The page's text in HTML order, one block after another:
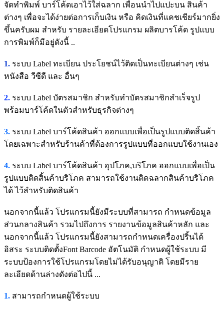
จัดทำพิมพ์ บาร์โค้ดเอาไว้ใส่ฉลาก เพื่อนนำไปแปะบน สินค้า
ต่างๆ เพื่อจะได้ง่ายต่อการเก็บเงิน หรือ คิดเงินที่แคชเชียร์มากยิ่ง
ขึ้นครับผม สำหรับ รายละเอียดโปรแกรม ผลิตบารโค้ด รูปแบบ
การพิมพ์ก็มีอยู่ดังนี้ ..
1. ระบบ Label ทะเบียน ประโยชน์ไว้ติดเป็นทะเบียนต่างๆ เช่น
หนังสือ วีซีดี และ อื่นๆ
2. ระบบ Label บัตรสมาชิก สำหรับทำบัตรสมาชิกสำเร็จรูป
พร้อมบาร์โค้ดในตัวสำหรับธุรกิจต่างๆ
3. ระบบ Label บาร์โค้ดสินค้า ออกแบบเพื่อเป็นรูปแบบติดสิ้นค้า
โดยเฉพาะสำหรับร้านค้าที่ต้องการรูปแบบที่ออกแบบใช้งานเอง
4. ระบบ Label บาร์โค้ดสินค้า อุปโภค,บริโภค ออกแบบเพื่อเป็น
รูปแบบติดสิ้นค้าบริโภค สามารถใช้งานติดฉลากสินค้าบริโภค
ได้ ไว้สำหรับติดสินค้า
นอกจากนี้แล้ว โปรแกรมนี้ยังมีระบบที่สามารถ กำหนดข้อมูล
ส่วนกลางสินค้า รวมไปถึงการ รายงานข้อมูลสินค้าหลัก และ
นอกจากนี้แล้ว โปรแกรมนี้ยังสามารถกำหนดเครื่องปริ้นได้
อิสระ ระบบติดตั้งFont Barcode อัตโนมัติ กำหนดผู้ใช้ระบบ มี
ระบบป้องการใช้โปรแกรมโดยไม่ได้รับอนุญาติ โดยมีราย
ละเอียดด้านล่างดังต่อไปนี้ ...
1. สามารถกำหนดผู้ใช้ระบบ